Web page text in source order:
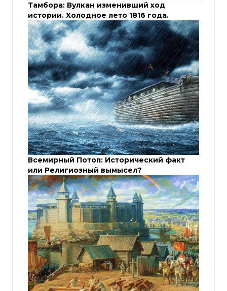
Тамбора: Вулкан изменивший ход
истории. Холодное лето 1816 года.
Всемирный Потоп: Исторический факт
или Религиозный вымысел?